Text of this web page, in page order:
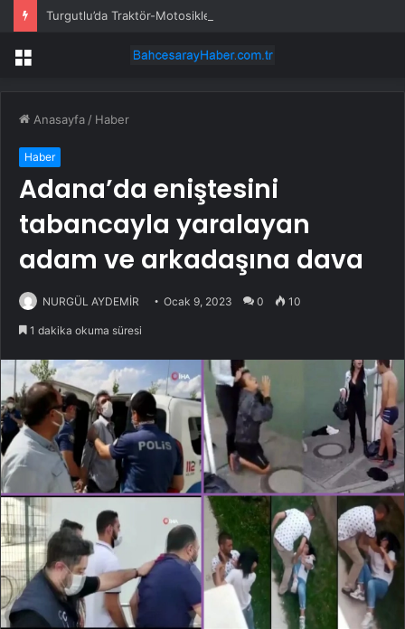
Turgutlu’da Traktör-Motosiklet Kazası
Menü
Anasayfa / Haber
Haber
Adana’da eniştesini
tabancayla yaralayan
adam ve arkadaşına dava
NURGÜL AYDEMİR Ocak 9, 2023 0 10
1 dakika okuma süresi